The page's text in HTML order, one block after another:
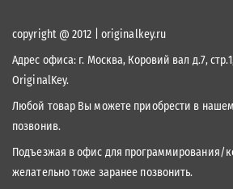
copyright @ 2012 | originalkey.ru
Адрес офиса: г. Москва, Коровий вал д.7,
OriginalKey.
Любой товар Вы можете приобрести в
позвонив.
Подъезжая в офис для программирования/
желательно тоже заранее позвонить.